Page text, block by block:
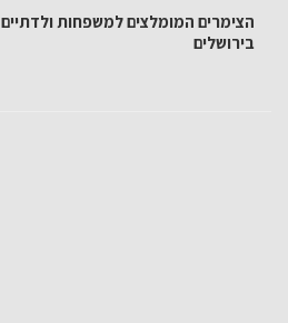
הצימרים המומלצים למשפחות ולדתיים
בירושלים